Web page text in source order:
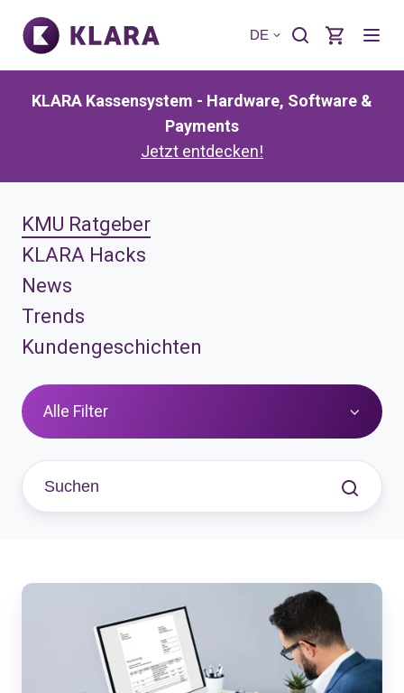
DE
KLARA Kassensystem - Hardware, Software &
Payments
Jetzt entdecken!
KMU Ratgeber
KLARA Hacks
News
Trends
Kundengeschichten
Alle Filter
Rechnung